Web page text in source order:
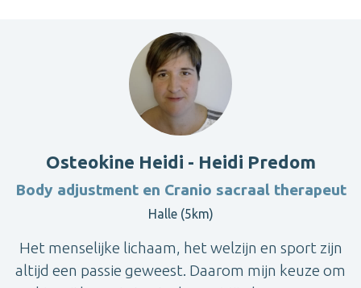
Osteokine Heidi - Heidi Predom
Body adjustment en Cranio sacraal therapeut
Halle (5km)
Het menselijke lichaam, het welzijn en sport zijn
altijd een passie geweest. Daarom mijn keuze om